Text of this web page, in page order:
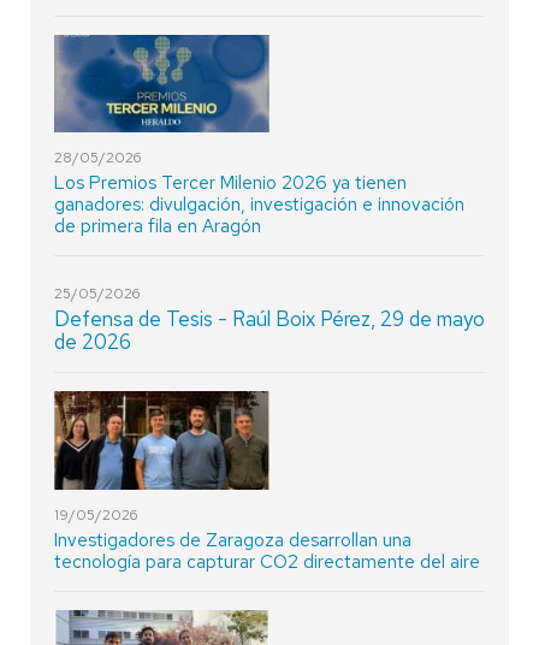
28/05/2026
Los Premios Tercer Milenio 2026 ya tienen
ganadores: divulgación, investigación e innovación
de primera fila en Aragón
25/05/2026
Defensa de Tesis - Raúl Boix Pérez, 29 de mayo
de 2026
19/05/2026
Investigadores de Zaragoza desarrollan una
tecnología para capturar CO2 directamente del aire